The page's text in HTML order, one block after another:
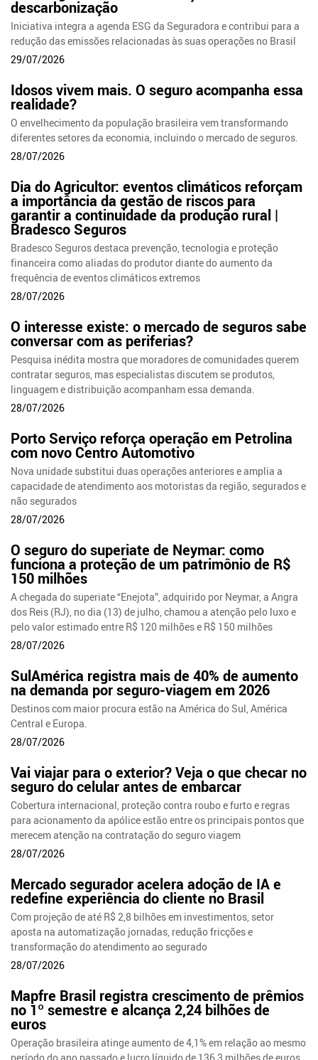
descarbonização
Iniciativa integra a agenda ESG da Seguradora e contribui para a
redução das emissões relacionadas às suas operações no Brasil
29/07/2026
Idosos vivem mais. O seguro acompanha essa
realidade?
O envelhecimento da população brasileira vem transformando
diferentes setores da economia, incluindo o mercado de seguros.
28/07/2026
Dia do Agricultor: eventos climáticos reforçam
a importância da gestão de riscos para
garantir a continuidade da produção rural |
Bradesco Seguros
Bradesco Seguros destaca prevenção, tecnologia e proteção
financeira como aliadas do produtor diante do aumento da
frequência de eventos climáticos extremos
28/07/2026
O interesse existe: o mercado de seguros sabe
conversar com as periferias?
Pesquisa inédita mostra que moradores de comunidades querem
contratar seguros, mas especialistas discutem se produtos,
linguagem e distribuição acompanham essa demanda.
28/07/2026
Porto Serviço reforça operação em Petrolina
com novo Centro Automotivo
Nova unidade substitui duas operações anteriores e amplia a
capacidade de atendimento aos motoristas da região, segurados e
não segurados
28/07/2026
O seguro do superiate de Neymar: como
funciona a proteção de um patrimônio de R$
150 milhões
A chegada do superiate “Enejota”, adquirido por Neymar, a Angra
dos Reis (RJ), no dia (13) de julho, chamou a atenção pelo luxo e
pelo valor estimado entre R$ 120 milhões e R$ 150 milhões
28/07/2026
SulAmérica registra mais de 40% de aumento
na demanda por seguro-viagem em 2026
Destinos com maior procura estão na América do Sul, América
Central e Europa.
28/07/2026
Vai viajar para o exterior? Veja o que checar no
seguro do celular antes de embarcar
Cobertura internacional, proteção contra roubo e furto e regras
para acionamento da apólice estão entre os principais pontos que
merecem atenção na contratação do seguro viagem
28/07/2026
Mercado segurador acelera adoção de IA e
redefine experiência do cliente no Brasil
Com projeção de até R$ 2,8 bilhões em investimentos, setor
aposta na automatização jornadas, redução fricções e
transformação do atendimento ao segurado
28/07/2026
Mapfre Brasil registra crescimento de prêmios
no 1º semestre e alcança 2,24 bilhões de
euros
Operação brasileira atinge aumento de 4,1% em relação ao mesmo